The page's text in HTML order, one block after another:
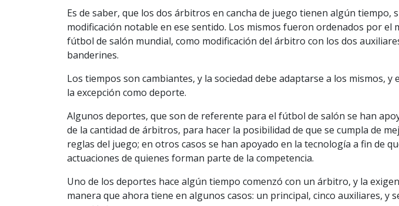
Es de saber, que los dos árbitros en cancha de juego tienen algún tiempo,
modificación notable en ese sentido. Los mismos fueron ordenados por el
fútbol de salón mundial, como modificación del árbitro con los dos
banderines.
Los tiempos son cambiantes, y la sociedad debe adaptarse a los mismos, y
la excepción como deporte.
Algunos deportes, que son de referente para el fútbol de salón se han
de la cantidad de árbitros, para hacer la posibilidad de que se cumpla de
reglas del juego; en otros casos se han apoyado en la tecnología a fin de
actuaciones de quienes forman parte de la competencia.
Uno de los deportes hace algún tiempo comenzó con un árbitro, y la
manera que ahora tiene en algunos casos: un principal, cinco auxiliares, y